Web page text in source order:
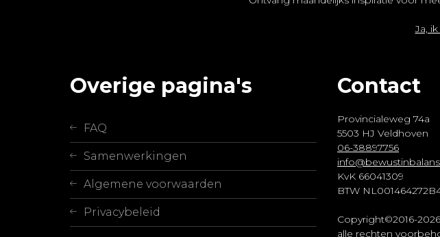
Ja,
Overige pagina's
FAQ
Samenwerkingen
Algemene voorwaarden
Privacybeleid
Contact
Provincialeweg 74a
5503 HJ Veldhoven
06-38897756
KvK 66041309
BTW
Copyright©2016-
alle rechten